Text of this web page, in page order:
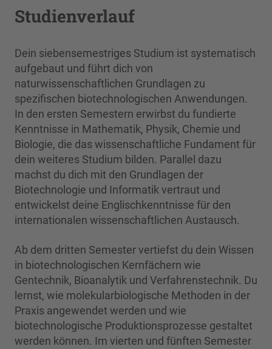
Studienverlauf
Dein siebensemestriges Studium ist systematisch
aufgebaut und führt dich von
naturwissenschaftlichen Grundlagen zu
spezifischen biotechnologischen Anwendungen.
In den ersten Semestern erwirbst du fundierte
Kenntnisse in Mathematik, Physik, Chemie und
Biologie, die das wissenschaftliche Fundament für
dein weiteres Studium bilden. Parallel dazu
machst du dich mit den Grundlagen der
Biotechnologie und Informatik vertraut und
entwickelst deine Englischkenntnisse für den
internationalen wissenschaftlichen Austausch.
Ab dem dritten Semester vertiefst du dein Wissen
in biotechnologischen Kernfächern wie
Gentechnik, Bioanalytik und Verfahrenstechnik. Du
lernst, wie molekularbiologische Methoden in der
Praxis angewendet werden und wie
biotechnologische Produktionsprozesse gestaltet
werden können. Im vierten und fünften Semester